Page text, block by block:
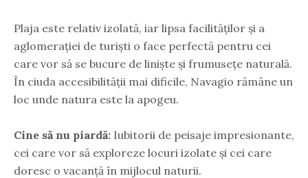
Plaja este relativ izolată, iar lipsa facilităților și a
aglomerației de turiști o face perfectă pentru cei
care vor să se bucure de liniște și frumusețe naturală.
În ciuda accesibilității mai dificile, Navagio rămâne un
loc unde natura este la apogeu.
Cine să nu piardă: Iubitorii de peisaje impresionante,
cei care vor să exploreze locuri izolate și cei care
doresc o vacanță în mijlocul naturii.